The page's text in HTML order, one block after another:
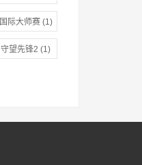
(1)
国际大师赛(1)
守望先锋2 (1)